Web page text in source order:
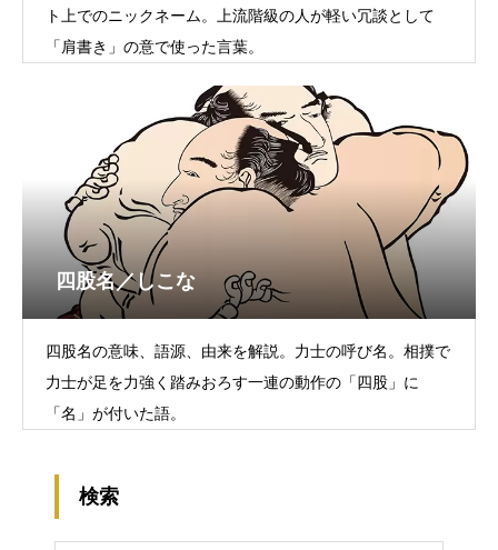
ト上でのニックネーム。上流階級の人が軽い冗談として
「肩書き」の意で使った言葉。
四股名／しこな
四股名の意味、語源、由来を解説。力士の呼び名。相撲で
力士が足を力強く踏みおろす一連の動作の「四股」に
「名」が付いた語。
検索